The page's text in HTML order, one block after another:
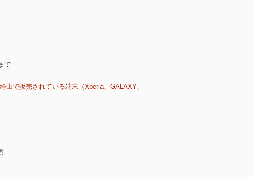
で
で販売されている端末（Xperia、GALAXY、